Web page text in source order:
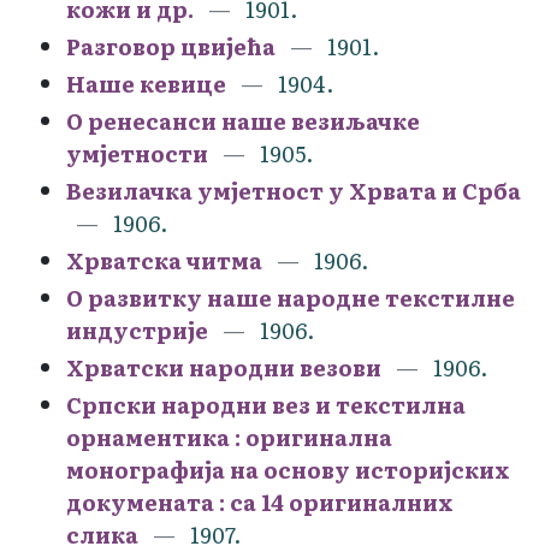
кожи и др.
1901.
Разговор цвијећа
1901.
Наше кевице
1904.
О ренесанси наше везиљачке
умjетности
1905.
Везилачка умјетност у Хрвата и Срба
1906.
Хрватска читма
1906.
О развитку наше народне текстилне
индустрије
1906.
Хрватски народни везови
1906.
Српски народни вез и текстилна
орнаментика : оригинална
монографија на основу историјских
докумената : са 14 оригиналних
слика
1907.